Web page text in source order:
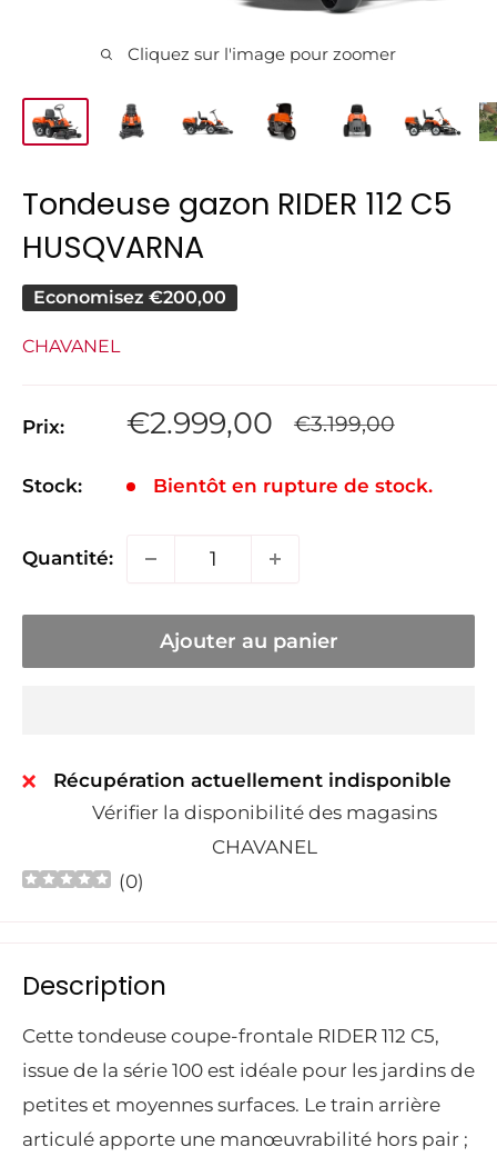
Cliquez sur l'image pour zoomer
Tondeuse gazon RIDER 112 C5
HUSQVARNA
Economisez €200,00
CHAVANEL
Prix:
Prix
€2.999,00
Prix
normal
€3.199,00
Stock: Bientôt en rupture de stock.
Quantité:
Ajouter au panier
Récupération actuellement indisponible
Vérifier la disponibilité des magasins
CHAVANEL
(0)
Description
Cette tondeuse coupe-frontale RIDER 112 C5,
issue de la série 100 est idéale pour les jardins de
petites et moyennes surfaces. Le train arrière
articulé apporte une manœuvrabilité hors pair ;